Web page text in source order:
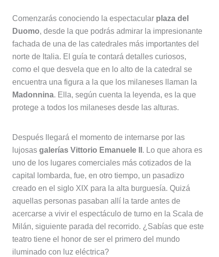
Comenzarás conociendo la espectacular plaza del
Duomo, desde la que podrás admirar la impresionante
fachada de una de las catedrales más importantes del
norte de Italia. El guía te contará detalles curiosos,
como el que desvela que en lo alto de la catedral se
encuentra una figura a la que los milaneses llaman la
Madonnina. Ella, según cuenta la leyenda, es la que
protege a todos los milaneses desde las alturas.
Después llegará el momento de internarse por las
lujosas galerías Vittorio Emanuele II . Lo que ahora es
uno de los lugares comerciales más cotizados de la
capital lombarda, fue, en otro tiempo, un pasadizo
creado en el siglo XIX para la alta burguesía. Quizá
aquellas personas pasaban allí la tarde antes de
acercarse a vivir el espectáculo de turno en la Scala de
Milán, siguiente parada del recorrido. ¿Sabías que este
teatro tiene el honor de ser el primero del mundo
iluminado con luz eléctrica?